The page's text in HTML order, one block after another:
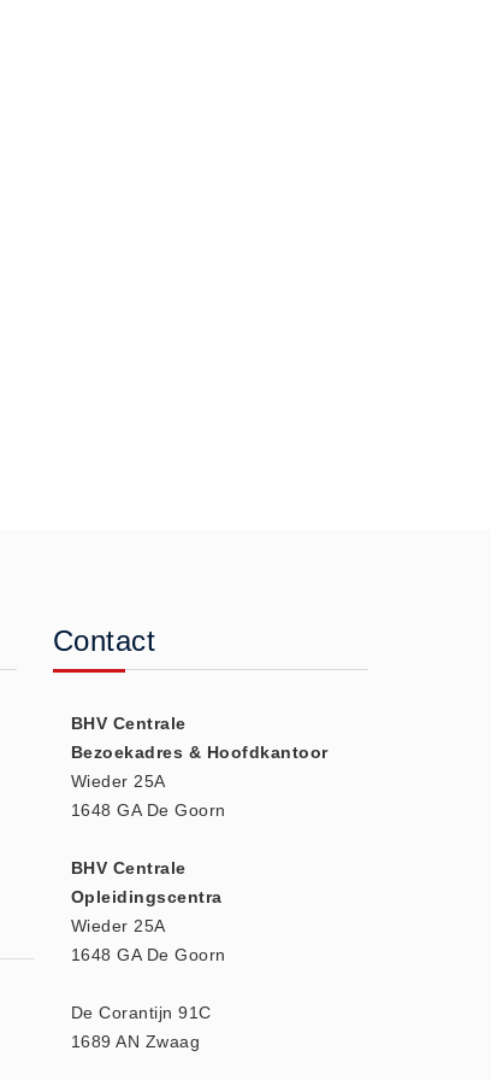
Contact
BHV Centrale
Bezoekadres & Hoofdkantoor
Wieder 25A
1648 GA De Goorn
BHV Centrale
Opleidingscentra
Wieder 25A
1648 GA De Goorn
De Corantijn 91C
1689 AN Zwaag